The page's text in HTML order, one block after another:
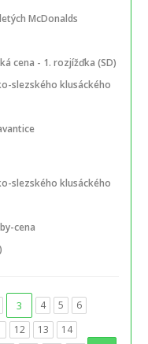
McDonalds
cena - 1. rozjížďka (SD)
slezského klusáckého
slezského klusáckého
cena
3 4 5
6
12 13
14